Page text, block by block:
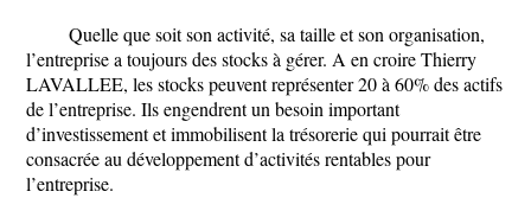
Quelle que soit son activité, sa taille et son organisation,
l’entreprise a toujours des stocks à gérer. A en croire Thierry
LAVALLEE, les stocks peuvent représenter 20 à 60% des actifs
de l’entreprise. Ils engendrent un besoin important
d’investissement et immobilisent la trésorerie qui pourrait être
consacrée au développement d’activités rentables pour
l’entreprise.